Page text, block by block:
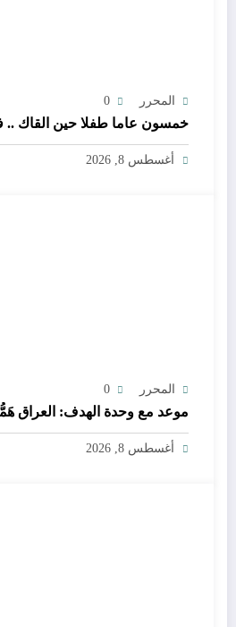
المحرر 0
خمسون عاما طفلا حين القاك ..
أغسطس 8, 2026
المحرر 0
موعد مع وحدة الهدف: العراق
أغسطس 8, 2026